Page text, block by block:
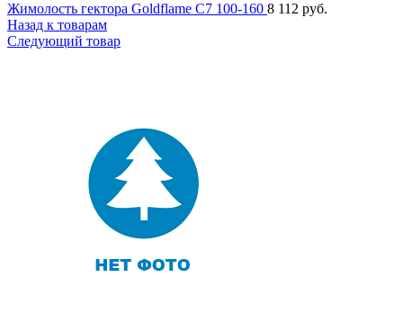
Жимолость гектора Goldflame C7 100-160 8 112 руб.
Назад к товарам
Следующий товар